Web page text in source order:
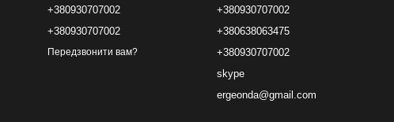
+380930707002
+380930707002
Передзвонити вам?
+380930707002
+380638063475
+380930707002
skype
ergeonda@gmail.com